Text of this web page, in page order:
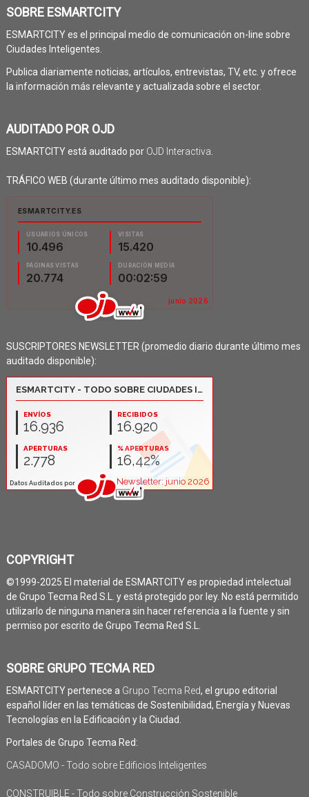
SOBRE ESMARTCITY
ESMARTCITY es el principal medio de comunicación on-line sobre
Ciudades Inteligentes.
Publica diariamente noticias, artículos, entrevistas, TV, etc. y ofrece
la información más relevante y actualizada sobre el sector.
AUDITADO POR OJD
ESMARTCITY está auditado por OJD Interactiva.
TRÁFICO WEB (durante último mes auditado disponible):
SUSCRIPTORES NEWSLETTER (promedio diario durante último mes
auditado disponible):
COPYRIGHT
©1999-2025 El material de ESMARTCITY es propiedad intelectual
de Grupo Tecma Red S.L. y está protegido por ley. No está permitido
utilizarlo de ninguna manera sin hacer referencia a la fuente y sin
permiso por escrito de Grupo Tecma Red S.L.
SOBRE GRUPO TECMA RED
ESMARTCITY pertenece a Grupo Tecma Red, el grupo editorial
español líder en las temáticas de Sostenibilidad, Energía y Nuevas
Tecnologías en la Edificación y la Ciudad.
Portales de Grupo Tecma Red:
CASADOMO - Todo sobre Edificios Inteligentes
CONSTRUIBLE - Todo sobre Construcción Sostenible